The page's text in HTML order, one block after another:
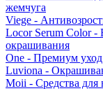
жемчуга
Viege -
Locor Serum Color -
окрашивания
One - Премиум уход
Luviona -
Moii - Средства для